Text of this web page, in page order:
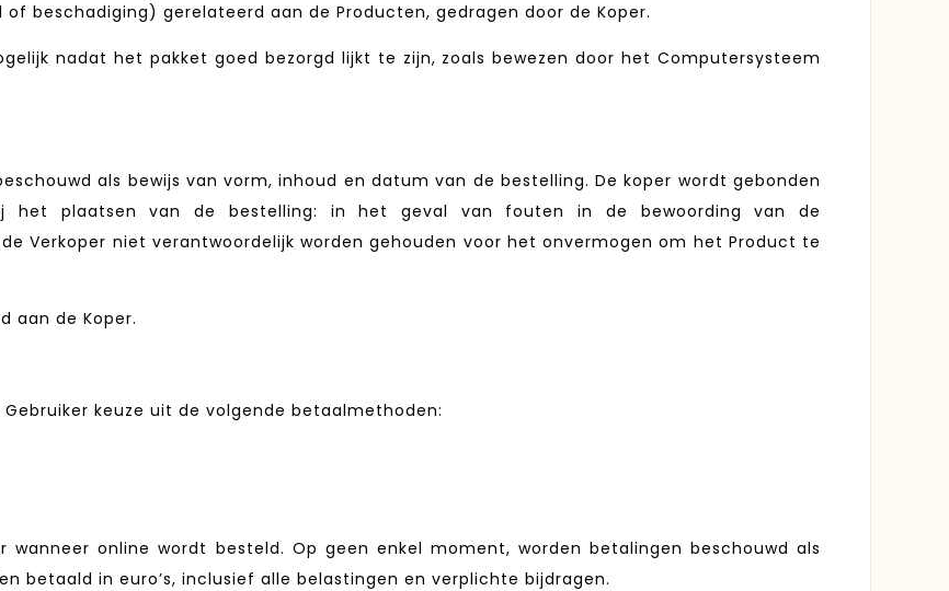
beschadiging) gerelateerd aan de Producten, gedragen door de Koper.
nadat het pakket goed bezorgd lijkt te zijn, zoals bewezen door het Computersysteem
als bewijs van vorm, inhoud en datum van de bestelling. De koper wordt gebonden
het plaatsen van de bestelling: in het geval van fouten in de bewoording van de
Verkoper niet verantwoordelijk worden gehouden voor het onvermogen om het Product te
aan de Koper.
keuze uit de volgende betaalmethoden:
wanneer online wordt besteld. Op geen enkel moment, worden betalingen beschouwd als
betaald in euro’s, inclusief alle belastingen en verplichte bijdragen.